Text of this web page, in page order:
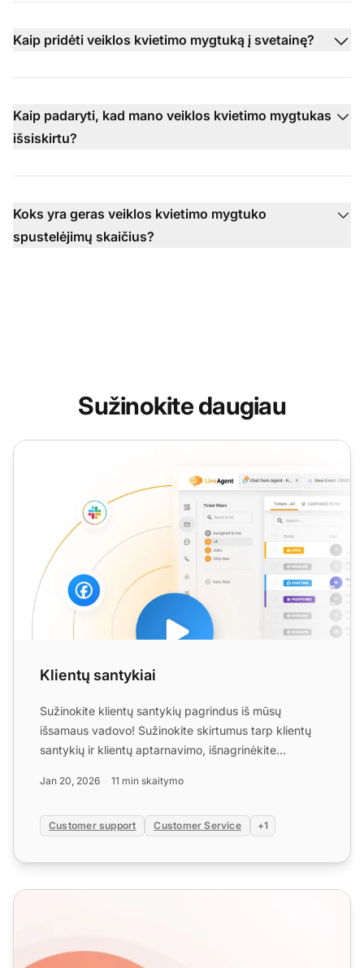
Kaip pridėti veiklos kvietimo mygtuką į svetainę?
Kaip padaryti, kad mano veiklos kvietimo mygtukas
išsiskirtu?
Koks yra geras veiklos kvietimo mygtuko
spustelėjimų skaičius?
Sužinokite daugiau
Klientų santykiai
Klientų santykiai
Sužinokite klientų santykių pagrindus iš mūsų
išsamaus vadovo! Sužinokite skirtumus tarp klientų
santykių ir klientų aptarnavimo, išnagrinėkite
Jan 20, 2026 11 min skaitymo
Customer support Customer Service +1
Kliento padėkos kortelės ir užrašai